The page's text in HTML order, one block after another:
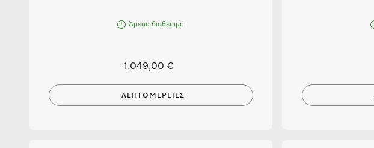
Άμεσα διαθέσιμο
1.049,00 €
ΛΕΠΤΟΜΈΡΕΙΕΣ